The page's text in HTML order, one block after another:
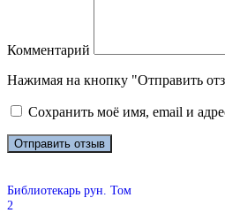
Комментарий
Нажимая на кнопку "Отправить
Сохранить моё имя, email и
Библиотекарь рун. Том
2